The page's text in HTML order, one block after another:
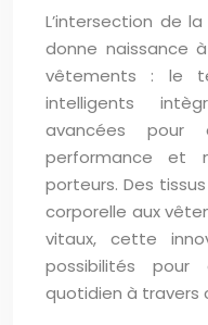
L’intersection de
donne naissance
vêtements : le
intelligents
avancées pour
performance et
porteurs. Des
corporelle aux
vitaux, cette
possibilités pour
quotidien à travers